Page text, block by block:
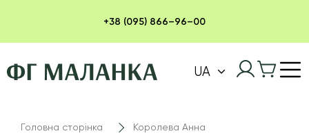
+38 (095) 866–96–00
UA
Головна сторінка Королева Анна